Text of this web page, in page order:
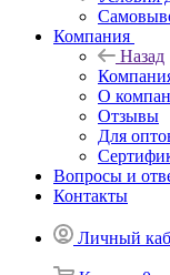
Компания
Назад
О
Отзывы
Для
Вопросы и
Контакты
Личный